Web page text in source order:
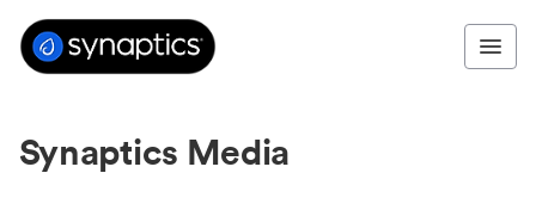
Synaptics Media